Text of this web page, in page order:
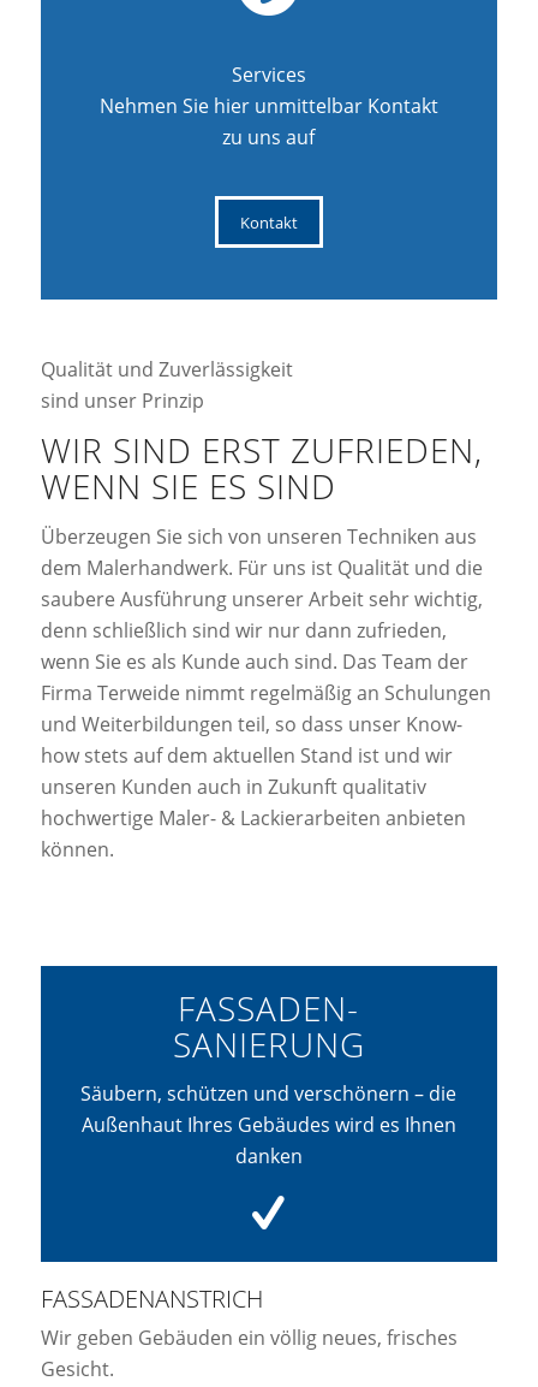
Services
Nehmen Sie hier unmittelbar Kontakt
zu uns auf
Kontakt
Qualität und Zuverlässigkeit
sind unser Prinzip
WIR SIND ERST ZUFRIEDEN,
WENN SIE ES SIND
Überzeugen Sie sich von unseren Techniken aus
dem Malerhandwerk. Für uns ist Qualität und die
saubere Ausführung unserer Arbeit sehr wichtig,
denn schließlich sind wir nur dann zufrieden,
wenn Sie es als Kunde auch sind. Das Team der
Firma Terweide nimmt regelmäßig an Schulungen
und Weiterbildungen teil, so dass unser Know-
how stets auf dem aktuellen Stand ist und wir
unseren Kunden auch in Zukunft qualitativ
hochwertige Maler- & Lackierarbeiten anbieten
können.
FASSADEN-
SANIERUNG
Säubern, schützen und verschönern – die
Außenhaut Ihres Gebäudes wird es Ihnen
danken
FASSADENANSTRICH
Wir geben Gebäuden ein völlig neues, frisches
Gesicht.